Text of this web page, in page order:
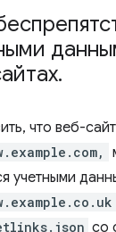
.
что веб-
учетными
со